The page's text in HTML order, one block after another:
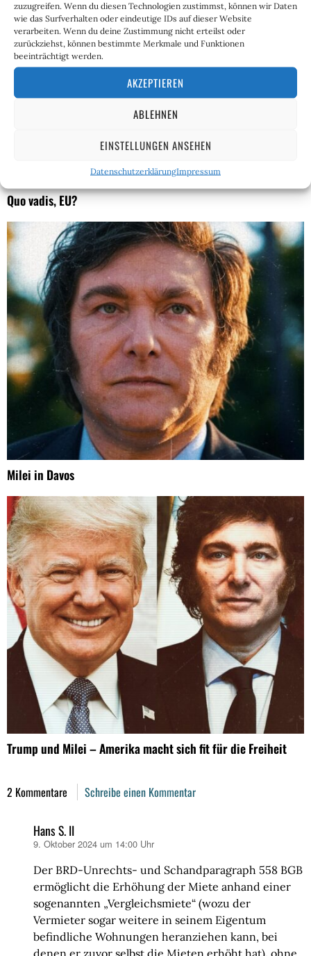
zuzugreifen. Wenn du diesen Technologien zustimmst, können wir Daten
wie das Surfverhalten oder eindeutige IDs auf dieser Website
verarbeiten. Wenn du deine Zustimmung nicht erteilst oder
zurückziehst, können bestimmte Merkmale und Funktionen
beeinträchtigt werden.
AKZEPTIEREN
ABLEHNEN
EINSTELLUNGEN ANSEHEN
DatenschutzerklärungImpressum
Quo vadis, EU?
Milei in Davos
Trump und Milei – Amerika macht sich fit für die Freiheit
2 Kommentare Schreibe einen Kommentar
Hans S. II
sagt:
9. Oktober 2024 um 14:00 Uhr
Der BRD-Unrechts- und Schandparagraph 558 BGB
ermöglicht die Erhöhung der Miete anhand einer
sogenannten „Vergleichsmiete“ (wozu der
Vermieter sogar weitere in seinem Eigentum
befindliche Wohnungen heranziehen kann, bei